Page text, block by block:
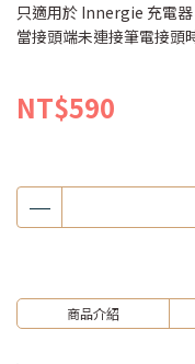
只適用於 Innergie 充電器
當接頭端未連接筆電接頭
NT$590
商品介紹